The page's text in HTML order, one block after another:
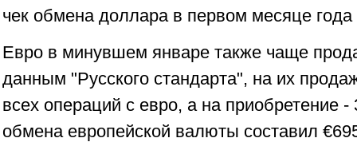
чек обмена доллара в первом месяце года
Евро в минувшем январе также чаще
данным "Русского стандарта", на их
всех операций с евро, а на приобретение
обмена европейской валюты составил